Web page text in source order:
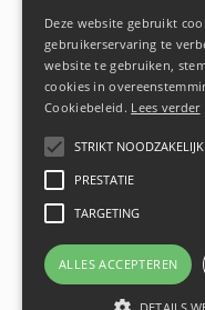
2026 De Vijver vzw
Sitemap Privacyverklaring
Website by Brandberries
Deze website gebruikt
gebruikerservaring te
website te gebruiken,
cookies in
Cookiebeleid. Lees verder
STRIKT NOODZAKELIJK
PRESTATIE
TARGETING
ALLES ACCEPTEREN